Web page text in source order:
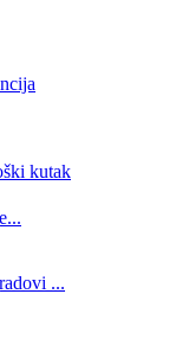
kutak
...